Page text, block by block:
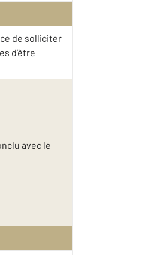
de solliciter
d’être
avec le